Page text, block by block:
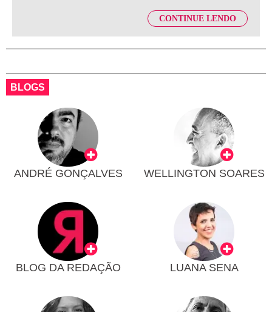
CONTINUE LENDO
BLOGS
ANDRÉ GONÇALVES WELLINGTON SOARES
BLOG DA REDAÇÃO LUANA SENA